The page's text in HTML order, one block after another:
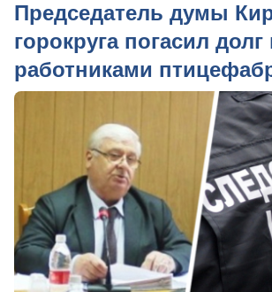
Председатель думы
горокруга погасил долг
работниками